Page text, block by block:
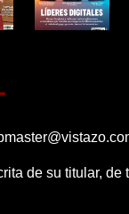
de su titular, de